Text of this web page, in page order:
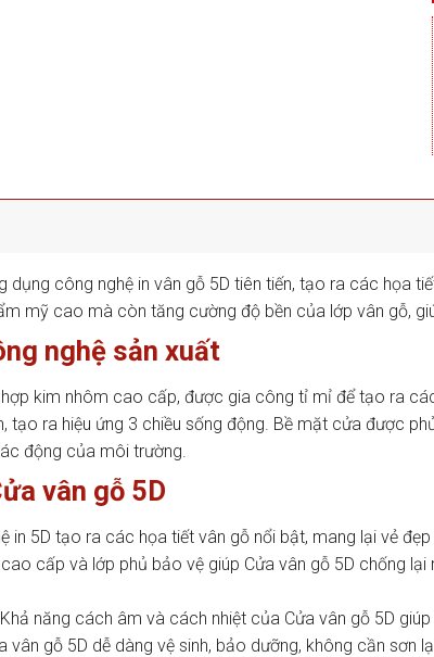
dụng công nghệ in vân gỗ 5D tiên tiến, tạo ra các họa
mỹ cao mà còn tăng cường độ bền của lớp vân gỗ,
nghệ sản xuất
kim nhôm cao cấp, được gia công tỉ mỉ để tạo ra
tạo ra hiệu ứng 3 chiều sống động. Bề mặt cửa được
động của môi trường.
vân gỗ 5D
in 5D tạo ra các họa tiết vân gỗ nổi bật, mang lại vẻ
cấp và lớp phủ bảo vệ giúp Cửa vân gỗ 5D chống
năng cách âm và cách nhiệt của Cửa vân gỗ 5D
vân gỗ 5D dễ dàng vệ sinh, bảo dưỡng, không cần sơn